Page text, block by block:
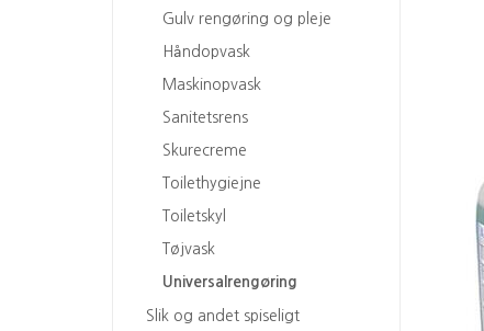
Gulv rengøring og pleje
Håndopvask
Maskinopvask
Sanitetsrens
Skurecreme
Toilethygiejne
Toiletskyl
Tøjvask
Universalrengøring
Slik og andet spiseligt